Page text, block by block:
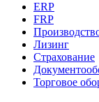
ERP
FRP
Лизинг
Страхование
Торговое